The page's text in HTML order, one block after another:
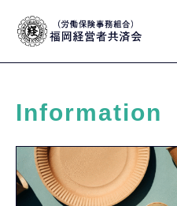
Information